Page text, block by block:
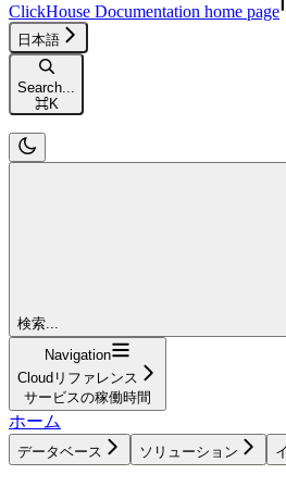
ClickHouse Documentation home page
日本語
Search...
⌘K
検索...
Navigation
Cloudリファレンス
サービスの稼働時間
ホーム
データベース ソリューション